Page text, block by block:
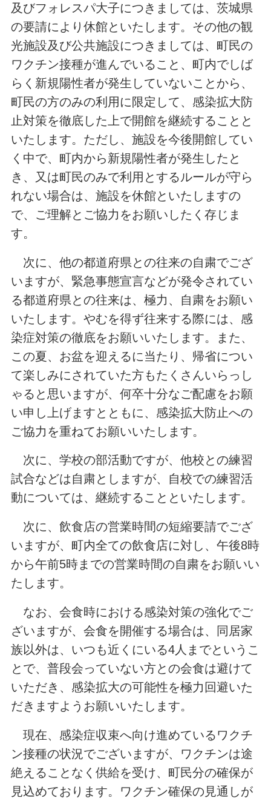
及びフォレスパ大子につきましては、茨城県
の要請により休館といたします。その他の観
光施設及び公共施設につきましては、町民の
ワクチン接種が進んでいること、町内でしば
らく新規陽性者が発生していないことから、
町民の方のみの利用に限定して、感染拡大防
止対策を徹底した上で開館を継続することと
いたします。ただし、施設を今後開館してい
く中で、町内から新規陽性者が発生したと
き、又は町民のみで利用とするルールが守ら
れない場合は、施設を休館といたしますの
で、ご理解とご協力をお願いしたく存じま
す。
次に、他の都道府県との往来の自粛でござ
いますが、緊急事態宣言などが発令されてい
る都道府県との往来は、極力、自粛をお願い
いたします。やむを得ず往来する際には、感
染症対策の徹底をお願いいたします。また、
この夏、お盆を迎えるに当たり、帰省につい
て楽しみにされていた方もたくさんいらっし
ゃると思いますが、何卒十分なご配慮をお願
い申し上げますとともに、感染拡大防止への
ご協力を重ねてお願いいたします。
次に、学校の部活動ですが、他校との練習
試合などは自粛としますが、自校での練習活
動については、継続することといたします。
次に、飲食店の営業時間の短縮要請でござ
いますが、町内全ての飲食店に対し、午後8時
から午前5時までの営業時間の自粛をお願いい
たします。
なお、会食時における感染対策の強化でご
ざいますが、会食を開催する場合は、同居家
族以外は、いつも近くにいる4人までというこ
とで、普段会っていない方との会食は避けて
いただき、感染拡大の可能性を極力回避いた
だきますようお願いいたします。
現在、感染症収束へ向け進めているワクチ
ン接種の状況でございますが、ワクチンは途
絶えることなく供給を受け、町民分の確保が
見込めております。ワクチン確保の見通しが